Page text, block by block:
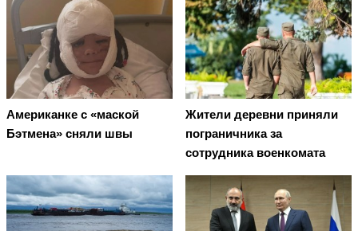
Американке с «маской
Бэтмена» сняли швы
Жители деревни приняли
пограничника за
сотрудника военкомата